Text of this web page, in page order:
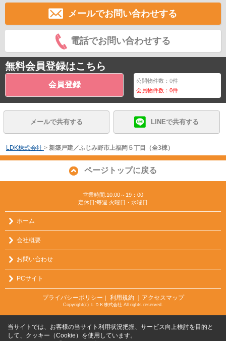
メールでお問い合わせする
電話でお問い合わせする
無料会員登録はこちら
会員登録 公開物件数：0件
会員物件数：0件
メールで共有する LINEで共有する
LDK株式会社 > 新築戸建／ふじみ野市上福岡５丁目（全3棟）
ページトップに戻る
営業時間:10:00～19：00
定休日:毎週 火曜日・水曜日
ホーム
会社概要
お問い合わせ
PCサイト
プライバシーポリシー ｜ 利用規約 ｜アクセスマップ
Copyright(c) ＬＤＫ株式会社 All rights reserved.
当サイトでは、お客様の当サイト利用状況把握、サービス向上検討を目的と
して、クッキー（Cookie）を使用しています。